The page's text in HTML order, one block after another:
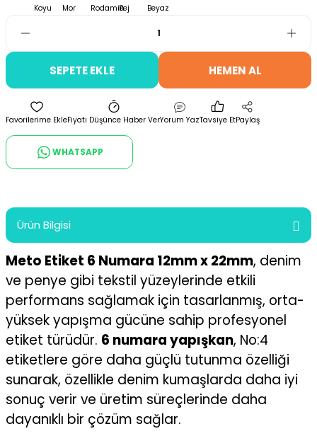
SEPETE EKLE HEMEN AL
Fiyatı Düşünce Haber VerYorum YazTavsiye EtPaylaş
WHATSAPP
Ürün Bilgisi
Meto Etiket 6 Numara 12mm x 22mm, denim
ve penye gibi tekstil yüzeylerinde etkili
performans sağlamak için tasarlanmış, orta-
yüksek yapışma gücüne sahip profesyonel
etiket türüdür. 6 numara yapışkan, No:4
etiketlere göre daha güçlü tutunma özelliği
sunarak, özellikle denim kumaşlarda daha iyi
sonuç verir ve üretim süreçlerinde daha
dayanıklı bir çözüm sağlar.